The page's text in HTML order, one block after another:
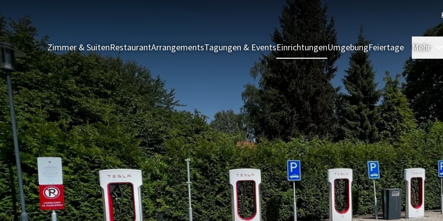
Zimmer & SuitenRestaurantArrangementsTagungen & EventsEinrichtungenUmgebungFeiertage Mehr